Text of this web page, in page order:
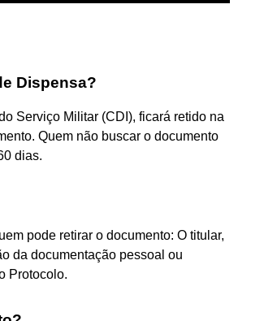
Dispensa?
Serviço Militar (CDI), ficará retido na
Quem não buscar o documento
dias.
pode retirar o documento: O titular,
da documentação pessoal ou
Protocolo.